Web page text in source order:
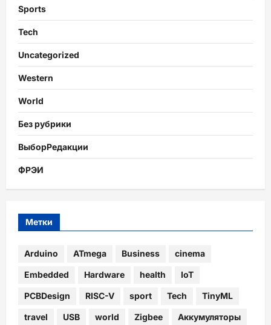
Sports
Tech
Uncategorized
Western
World
Без рубрики
ВыборРедакции
ФРЭИ
Метки
Arduino ATmega Business cinema
Embedded Hardware health IoT
PCBDesign RISC-V sport Tech TinyML
travel USB world Zigbee Аккумуляторы